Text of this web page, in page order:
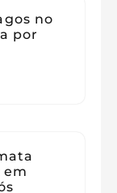
no
por
em